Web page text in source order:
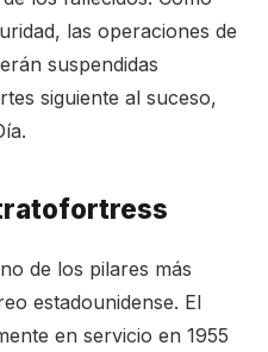
las operaciones de
suspendidas
siguiente al suceso,
.
de los pilares más
estadounidense. El
en servicio en 1955